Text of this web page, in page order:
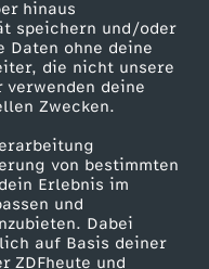
hinaus
speichern und/oder
Daten ohne deine
die nicht unsere
deine
Zwecken.
von bestimmten
Erlebnis im
und
Dabei
auf Basis deiner
ZDFheute und
zum ZDF